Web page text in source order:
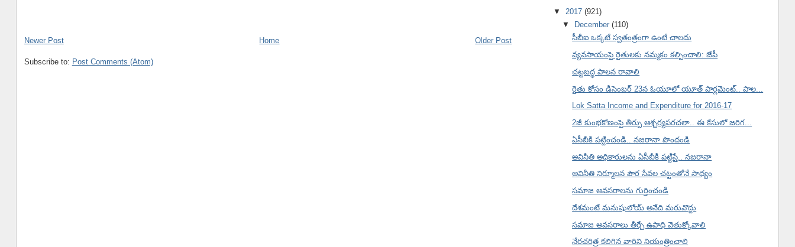
Newer Post Older Post
Home
Subscribe to: Post Comments (Atom)
▼ 2017 (921)
▼
December(110)
సీబీఐ ఒక్కటే స్వతంత్రంగా ఉంటే చాలదు
వ్యవసాయంపై రైతులకు నమ్మకం కల్పించాలి: జేపీ
చట్టబద్ధ పాలన రావాలి
రైతు కోసం డిసెంబర్ 23న ఓయూలో యూత్ పార్లమెంట్.. పాల...
Lok Satta Income and Expenditure for 2016-17
2జీ కుంభకోణంపై తీర్పు ఆశ్చర్యపరచలా.. ఈ కేసులో జరిగ...
ఏసీబీకి పట్టించండి.. నజరానా పొందండి
అవినీతి అధికారులను ఏసీబీకి పట్టిస్తే.. నజరానా
అవినీతి నిర్మూలన పౌర సేవల చట్టంతోనే సాధ్యం
సమాజ అవసరాలను గుర్తించండి
దేశమంటే మనుషులోయ్ అనేది మరువొద్దు
సమాజ అవసరాలు తీర్చే ఉపాధి వెతుక్కోవాలి
నేరచరిత్ర కలిగిన వారిని నియంత్రించాలి